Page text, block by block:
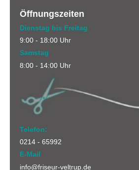
Öffnungszeiten
Dienstag bis Freitag
9:00 - 18:00 Uhr
Samstag
8:00 - 14:00 Uhr
Telefon:
0214 - 65992
E-Mail
info@friseur-veltrup.de